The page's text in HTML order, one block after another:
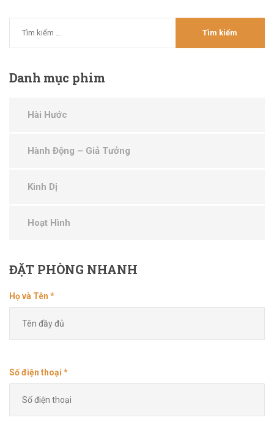
Danhmục phim
Hài Hước
Hành Động – Giả Tưởng
Kinh Dị
Hoạt Hình
ĐẶTPHÒNG NHANH
Họ và Tên *
Số điện thoại *